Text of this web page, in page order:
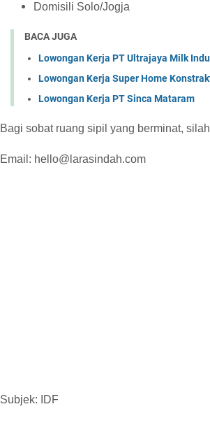
Domisili Solo/Jogja
BACA JUGA
Lowongan Kerja PT Ultrajaya Milk
Lowongan Kerja Super Home
Lowongan Kerja PT Sinca Mataram
Bagi sobat ruang sipil yang berminat,
Email: hello@larasindah.com
Subjek: IDF